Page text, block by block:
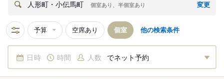
人形町・小伝馬町 個室あり、半個室あり 変更
予算 空席あり 個室 他の検索条件
日時 時間 人数 でネット予約